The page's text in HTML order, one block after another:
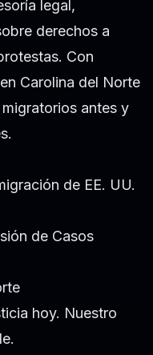
legal,
derechos a
Con
Carolina del Norte
antes y
de EE. UU.
de Casos
hoy. Nuestro